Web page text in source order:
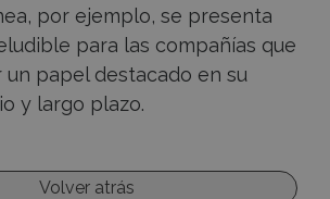
por ejemplo, se presenta
para las compañías que
papel destacado en su
y largo plazo.
Volver atrás